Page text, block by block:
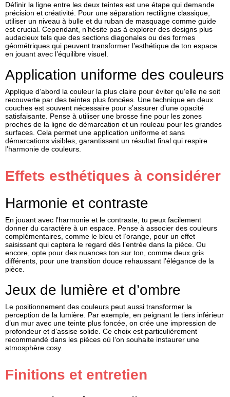
Définir la ligne entre les deux teintes est une étape qui demande
précision et créativité. Pour une séparation rectiligne classique,
utiliser un niveau à bulle et du ruban de masquage comme guide
est crucial. Cependant, n’hésite pas à explorer des designs plus
audacieux tels que des sections diagonales ou des formes
géométriques qui peuvent transformer l’esthétique de ton espace
en jouant avec l’équilibre visuel.
Application uniforme des couleurs
Applique d’abord la couleur la plus claire pour éviter qu’elle ne soit
recouverte par des teintes plus foncées. Une technique en deux
couches est souvent nécessaire pour s’assurer d’une opacité
satisfaisante. Pense à utiliser une brosse fine pour les zones
proches de la ligne de démarcation et un rouleau pour les grandes
surfaces. Cela permet une application uniforme et sans
démarcations visibles, garantissant un résultat final qui respire
l’harmonie de couleurs.
Effets esthétiques à considérer
Harmonie et contraste
En jouant avec l’harmonie et le contraste, tu peux facilement
donner du caractère à un espace. Pense à associer des couleurs
complémentaires, comme le bleu et l’orange, pour un effet
saisissant qui captera le regard dès l’entrée dans la pièce. Ou
encore, opte pour des nuances ton sur ton, comme deux gris
différents, pour une transition douce rehaussant l’élégance de la
pièce.
Jeux de lumière et d’ombre
Le positionnement des couleurs peut aussi transformer la
perception de la lumière. Par exemple, en peignant le tiers inférieur
d’un mur avec une teinte plus foncée, on crée une impression de
profondeur et d’assise solide. Ce choix est particulièrement
recommandé dans les pièces où l’on souhaite instaurer une
atmosphère cosy.
Finitions et entretien